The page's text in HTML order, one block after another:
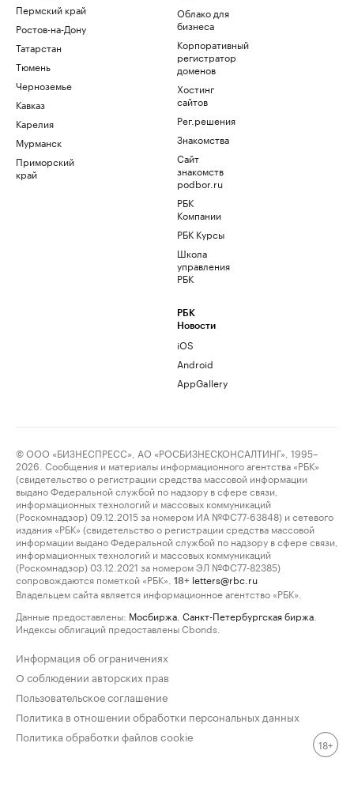
Пермский край
Ростов-на-Дону
Татарстан
Тюмень
Черноземье
Кавказ
Карелия
Мурманск
Приморский
край
Облако для
бизнеса
Корпоративный
регистратор
доменов
Хостинг
сайтов
Рег.решения
Знакомства
Сайт
знакомств
podbor.ru
РБК
Компании
РБК Курсы
Школа
управления
РБК
РБК
Новости
iOS
Android
AppGallery
© ООО «БИЗНЕСПРЕСС», АО «РОСБИЗНЕСКОНСАЛТИНГ», 1995–
2026. Сообщения и материалы информационного агентства «РБК»
(свидетельство о регистрации средства массовой информации
выдано Федеральной службой по надзору в сфере связи,
информационных технологий и массовых коммуникаций
(Роскомнадзор) 09.12.2015 за номером ИА №ФС77-63848) и сетевого
издания «РБК» (свидетельство о регистрации средства массовой
информации выдано Федеральной службой по надзору в сфере связи,
информационных технологий и массовых коммуникаций
(Роскомнадзор) 03.12.2021 за номером ЭЛ №ФС77-82385)
сопровождаются пометкой «РБК».
18+ letters@rbc.ru
Владельцем сайта является информационное агентство «РБК».
Данные предоставлены: Мосбиржа Санкт-Петербургская биржа
Индексы облигаций предоставлены Cbonds.
Информация об ограничениях
О соблюдении авторских прав
Пользовательское соглашение
Политика в отношении обработки персональных данных
Политика обработки файлов cookie
18+